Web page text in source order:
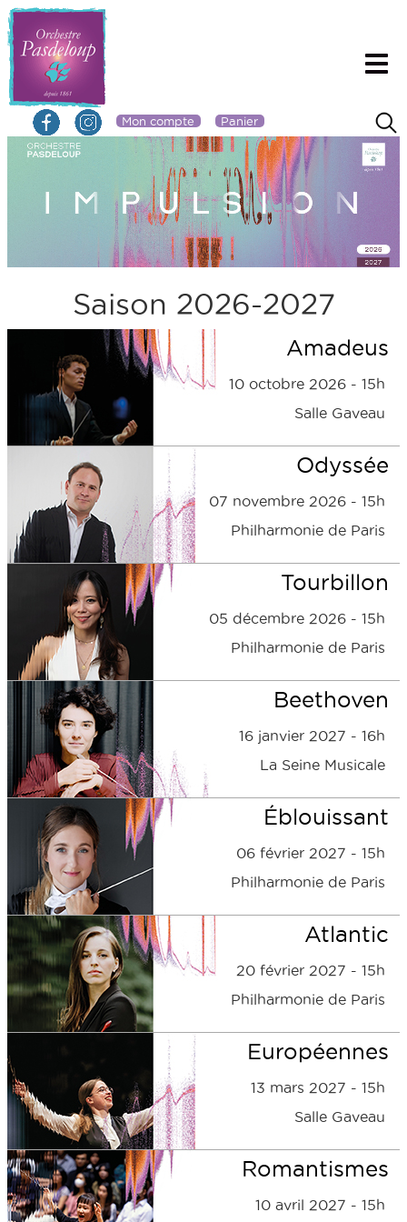
Mon compte Panier
Saison 2026-2027
Amadeus
10 octobre 2026 - 15h
Salle Gaveau
Odyssée
07 novembre 2026 - 15h
Philharmonie de Paris
Tourbillon
05 décembre 2026 - 15h
Philharmonie de Paris
Beethoven
16 janvier 2027 - 16h
La Seine Musicale
Éblouissant
06 février 2027 - 15h
Philharmonie de Paris
Atlantic
20 février 2027 - 15h
Philharmonie de Paris
Européennes
13 mars 2027 - 15h
Salle Gaveau
Romantismes
10 avril 2027 - 15h